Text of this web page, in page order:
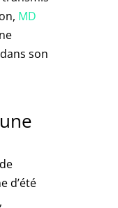
MD
son
d’été